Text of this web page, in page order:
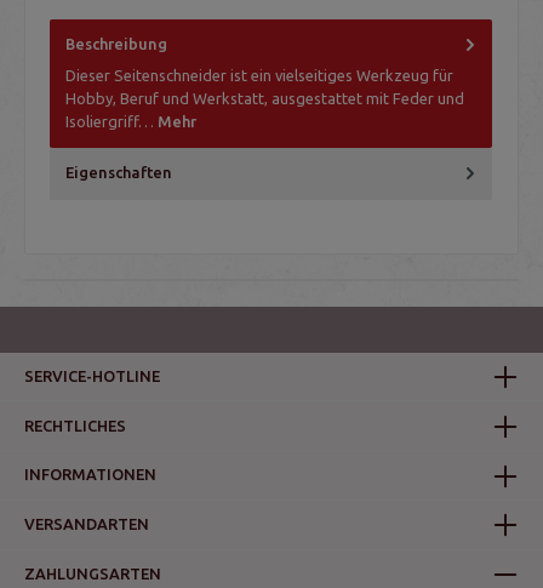
Beschreibung
Dieser Seitenschneider ist ein vielseitiges Werkzeug für
Hobby, Beruf und Werkstatt, ausgestattet mit Feder und
Isoliergriff… Mehr
Eigenschaften
SERVICE-HOTLINE
RECHTLICHES
INFORMATIONEN
VERSANDARTEN
ZAHLUNGSARTEN